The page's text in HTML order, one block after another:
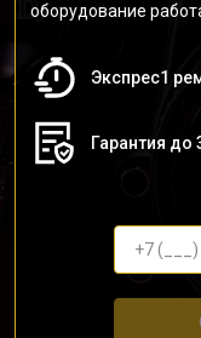
оборудование
Экспрес1
Гарантия до